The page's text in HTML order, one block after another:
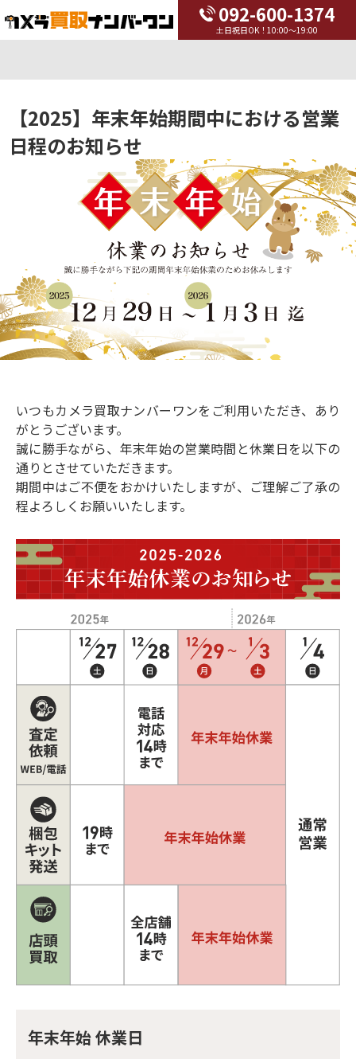
092-600-1374
土日祝日OK！10:00～19:00
【2025】年末年始期間中における営業
日程のお知らせ
いつもカメラ買取ナンバーワンをご利用いただき、あり
がとうございます。
誠に勝手ながら、年末年始の営業時間と休業日を以下の
通りとさせていただきます。
期間中はご不便をおかけいたしますが、ご理解ご了承の
程よろしくお願いいたします。
年末年始 休業日